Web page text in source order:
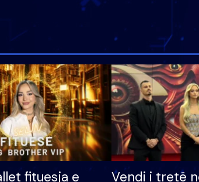
fituesja e
Vendi i tretë